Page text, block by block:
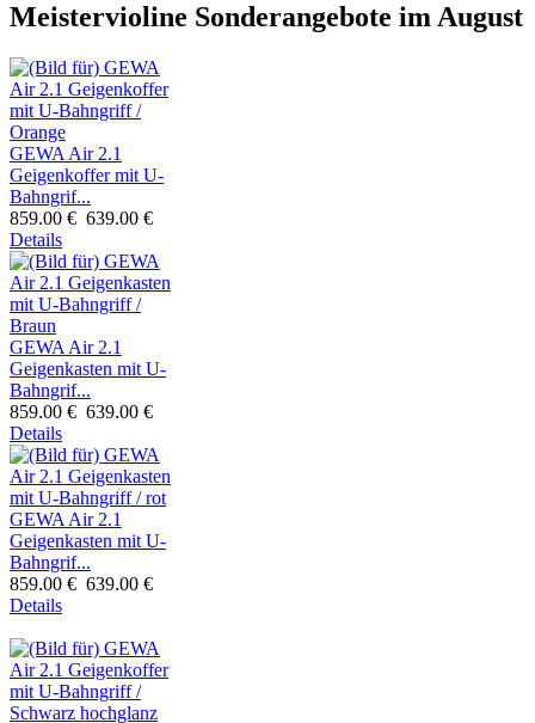
Meistervioline Sonderangebote im August
GEWA Air 2.1
Geigenkoffer mit U-
Bahngrif...
859.00 € 639.00 €
Details
GEWA Air 2.1
Geigenkasten mit U-
Bahngrif...
859.00 € 639.00 €
Details
GEWA Air 2.1
Geigenkasten mit U-
Bahngrif...
859.00 € 639.00 €
Details